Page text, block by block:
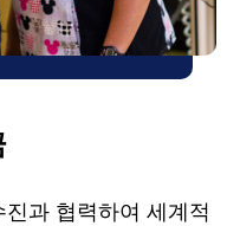
과 협력하여 세계적